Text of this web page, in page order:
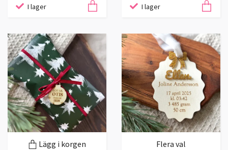
I lager I lager
Lägg i korgen Flera val